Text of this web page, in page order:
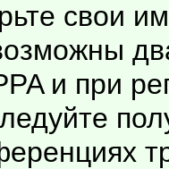
свои
и при